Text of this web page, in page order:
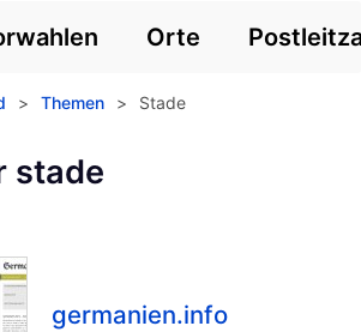
Orte
> Themen > Stade
stade
germanien.info